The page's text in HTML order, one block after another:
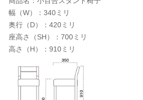
幅（W）：340ミリ
奥行（D）：420ミリ
座高さ（SH）：700ミリ
高さ（H）：910ミリ